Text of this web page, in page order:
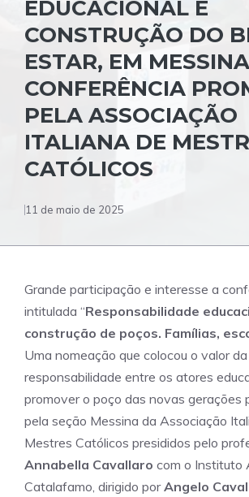
EDUCACIONAL E
CONSTRUÇÃO DO
ESTAR, EM
CONFERÊNCIA
PELA ASSOCIAÇÃO
ITALIANA DE
CATÓLICOS
11 de maio de 2025
Grande participação e interesse a
intitulada “Responsabilidade
construção de poços. Famílias,
Uma nomeação que colocou o valor
responsabilidade entre os atores
promover o poço das novas gerações
pela seção Messina da Associação
Mestres Católicos presididos pelo
Annabella Cavallaro com o Instituto
Catalafamo, dirigido porAngelo